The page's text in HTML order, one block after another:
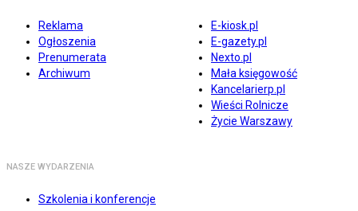
Reklama
Ogłoszenia
Prenumerata
Archiwum
E-kiosk.pl
E-gazety.pl
Nexto.pl
Mała księgowość
Kancelarierp.pl
Wieści Rolnicze
Życie Warszawy
NASZE WYDARZENIA
Szkolenia i konferencje